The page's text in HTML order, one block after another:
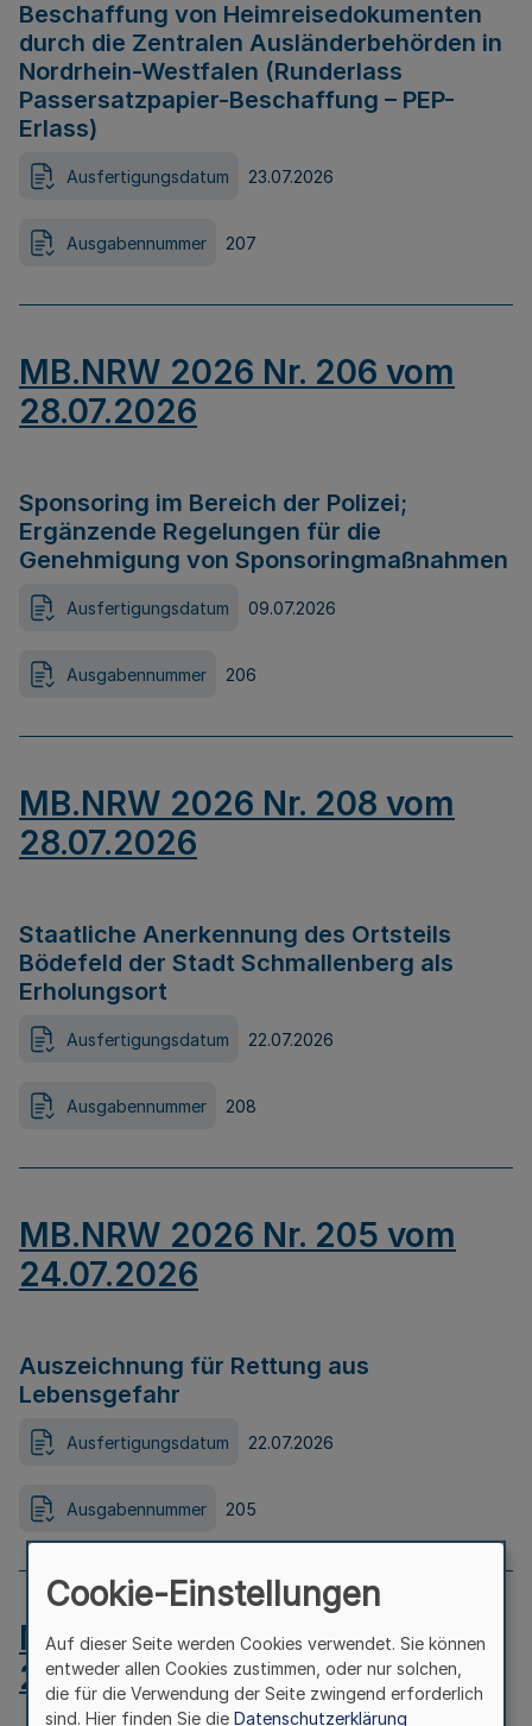
Beschaffung von Heimreisedokumenten
durch die Zentralen Ausländerbehörden in
Nordrhein-Westfalen (Runderlass
Passersatzpapier-Beschaffung – PEP-
Erlass)
Ausfertigungsdatum 23.07.2026
Ausgabennummer 207
MB.NRW 2026 Nr. 206 vom
28.07.2026
Sponsoring im Bereich der Polizei;
Ergänzende Regelungen für die
Genehmigung von Sponsoringmaßnahmen
Ausfertigungsdatum 09.07.2026
Ausgabennummer 206
MB.NRW 2026 Nr. 208 vom
28.07.2026
Staatliche Anerkennung des Ortsteils
Bödefeld der Stadt Schmallenberg als
Erholungsort
Ausfertigungsdatum 22.07.2026
Ausgabennummer 208
MB.NRW 2026 Nr. 205 vom
24.07.2026
Auszeichnung für Rettung aus
Lebensgefahr
Ausfertigungsdatum 22.07.2026
Ausgabennummer 205
MB.NRW 2026 Nr. 204 vom
24.07.2026
Cookie-Einstellungen
Auf dieser Seite werden Cookies verwendet. Sie können
entweder allen Cookies zustimmen, oder nur solchen,
die für die Verwendung der Seite zwingend erforderlich
sind. Hier finden Sie die Datenschutzerklärung